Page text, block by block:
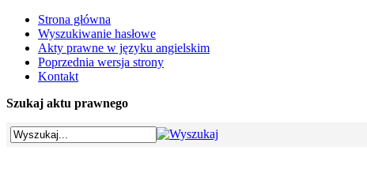
Strona główna
Wyszukiwanie hasłowe
Akty prawne w języku angielskim
Poprzednia wersja strony
Kontakt
Szukaj aktu prawnego